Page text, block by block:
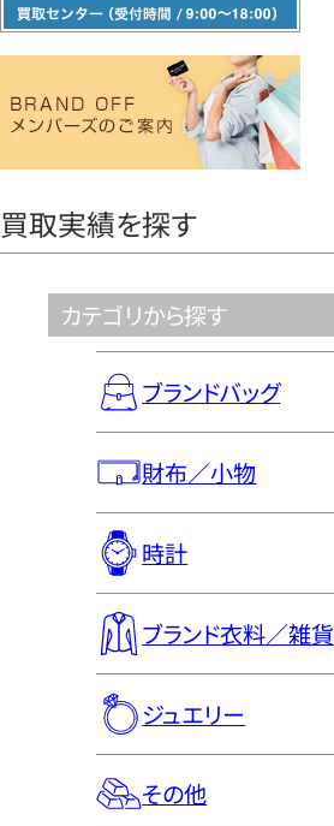
ー
ヤ
買取実績を探す
カテゴリから探す
ブランドバッグ
財布／小物
時計
ブランド衣料／雑貨
ジュエリー
その他